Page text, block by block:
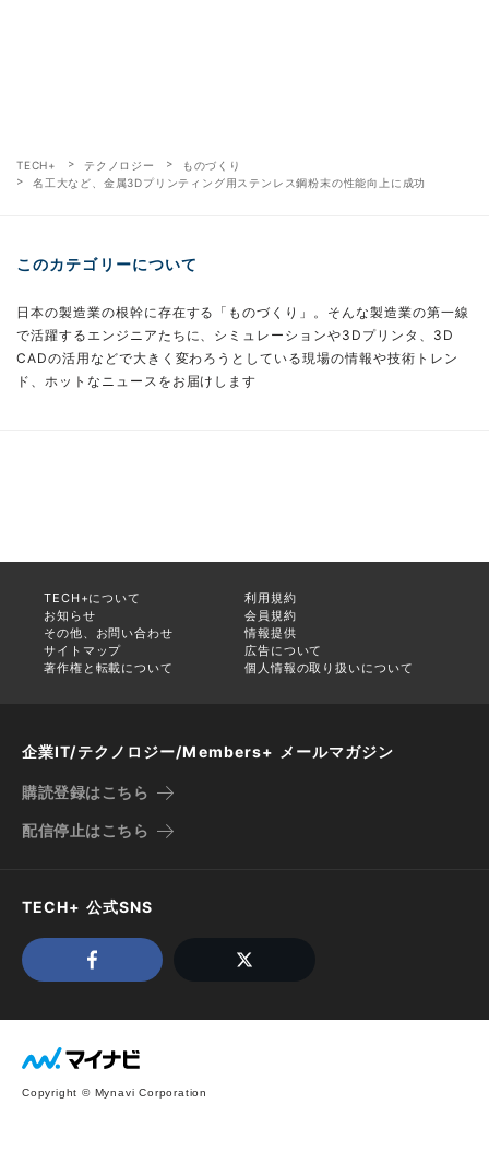
TECH+ テクノロジー
ものづくり
名工大など、金属3Dプリンティング用ステンレス鋼粉末の性能向上に成功
このカテゴリーについて
日本の製造業の根幹に存在する「ものづくり」。そんな製造業の第一線
で活躍するエンジニアたちに、シミュレーションや3Dプリンタ、3D
CADの活用などで大きく変わろうとしている現場の情報や技術トレン
ド、ホットなニュースをお届けします
TECH+について
利用規約
お知らせ
会員規約
その他、お問い合わせ
情報提供
サイトマップ
広告について
著作権と転載について
個人情報の取り扱いについて
企業IT/テクノロジー/Members+ メールマガジン
購読登録はこちら
配信停止はこちら
TECH+ 公式SNS
Copyright © Mynavi Corporation